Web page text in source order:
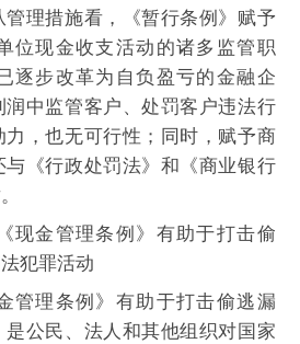
理措施看，《暂行条例》赋予
位现金收支活动的诸多监管职
逐步改革为自负盈亏的金融企
中监管客户、处罚客户违法行
，也无可行性；同时，赋予商
《行政处罚法》和《商业银行
金管理条例》有助于打击偷
犯罪活动
理条例》有助于打击偷逃漏
公民、法人和其他组织对国家